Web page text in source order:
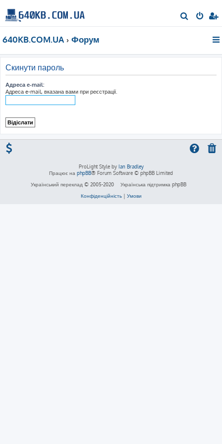
о
640KB.COM.UA Форум
Скинути пароль
Адреса e-mail:
Адреса e-mail, вказана вами при реєстрації.
ProLight Style by Ian Bradley
Працює на phpBB® Forum Software © phpBB Limited
Український переклад © 2005-2020
Українська підтримка phpBB
Конфіденційність| Умови